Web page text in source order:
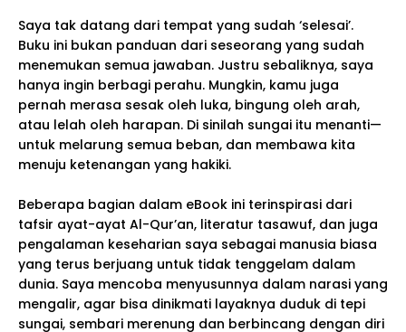
Saya tak datang dari tempat yang sudah ‘selesai’.
Buku ini bukan panduan dari seseorang yang sudah
menemukan semua jawaban. Justru sebaliknya, saya
hanya ingin berbagi perahu. Mungkin, kamu juga
pernah merasa sesak oleh luka, bingung oleh arah,
atau lelah oleh harapan. Di sinilah sungai itu menanti—
untuk melarung semua beban, dan membawa kita
menuju ketenangan yang hakiki.
Beberapa bagian dalam eBook ini terinspirasi dari
tafsir ayat-ayat Al-Qur’an, literatur tasawuf, dan juga
pengalaman keseharian saya sebagai manusia biasa
yang terus berjuang untuk tidak tenggelam dalam
dunia. Saya mencoba menyusunnya dalam narasi yang
mengalir, agar bisa dinikmati layaknya duduk di tepi
sungai, sembari merenung dan berbincang dengan diri